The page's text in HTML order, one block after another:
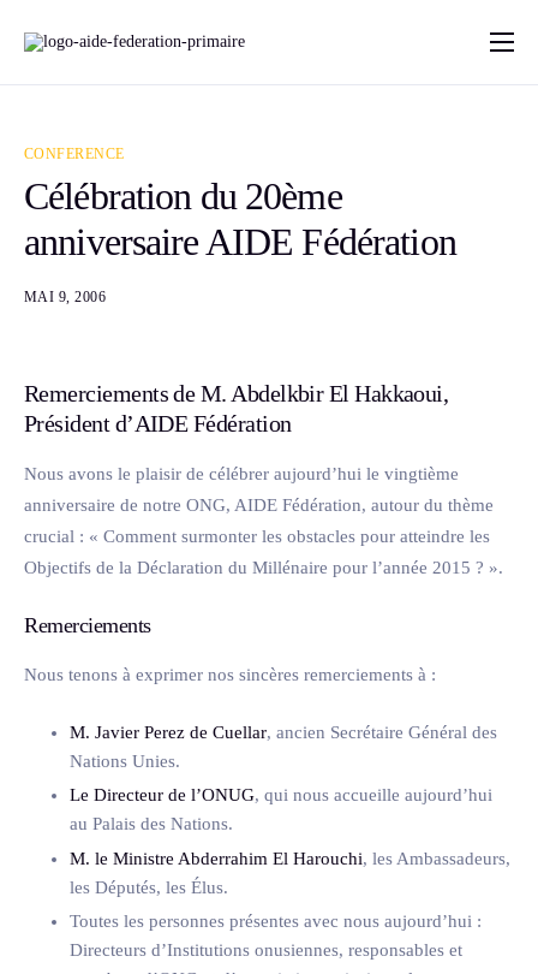
Accueil
Programme par pays
FAQ
CONFERENCE
Célébration du 20ème
anniversaire AIDE Fédération
MAI 9, 2006
Remerciements de M. Abdelkbir El Hakkaoui,
Président d’AIDE Fédération
Nous avons le plaisir de célébrer aujourd’hui le vingtième
anniversaire de notre ONG, AIDE Fédération, autour du thème
crucial : « Comment surmonter les obstacles pour atteindre les
Objectifs de la Déclaration du Millénaire pour l’année 2015 ? ».
Remerciements
Nous tenons à exprimer nos sincères remerciements à :
M. Javier Perez de Cuellar, ancien Secrétaire Général des
Nations Unies.
Le Directeur de l’ONUG, qui nous accueille aujourd’hui
au Palais des Nations.
M. le Ministre Abderrahim El Harouchi, les Ambassadeurs,
les Députés, les Élus.
Toutes les personnes présentes avec nous aujourd’hui :
Directeurs d’Institutions onusiennes, responsables et